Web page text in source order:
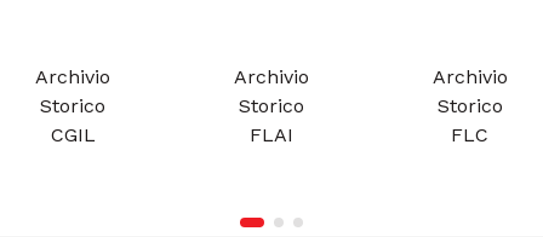
Archivio
Storico
CGIL
Archivio
Storico
FLAI
Archivio
Storico
FLC